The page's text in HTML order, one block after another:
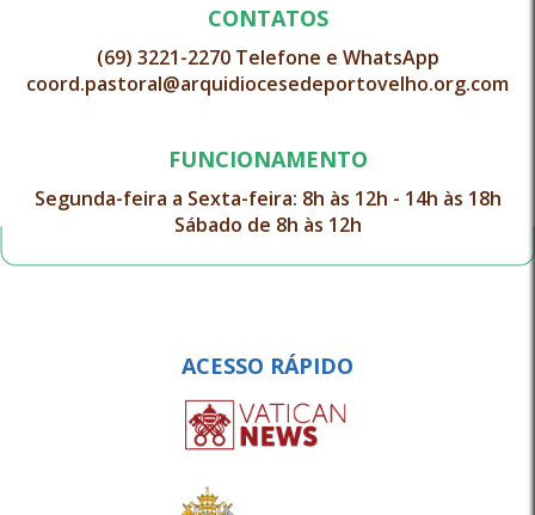
CONTATOS
(69) 3221-2270 Telefone e WhatsApp
coord.pastoral@arquidiocesedeportovelho.org.com
FUNCIONAMENTO
Segunda-feira a Sexta-feira: 8h às 12h - 14h às 18h
Sábado de 8h às 12h
ACESSO RÁPIDO